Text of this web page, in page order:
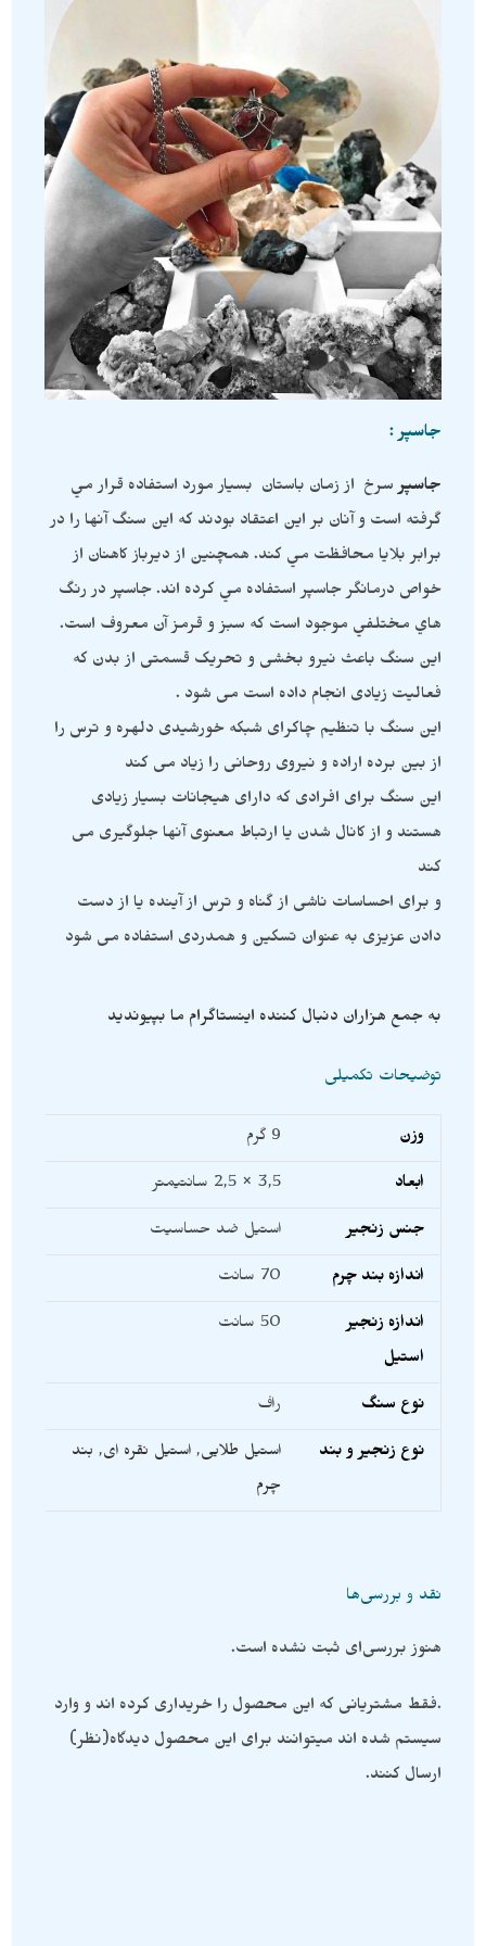
جاسپر :
جاسپر سرخ از زمان باستان بسيار مورد استفاده قرار مي
گرفته است و آنان بر اين اعتقاد بودند که اين سنگ آنها را در
برابر بلايا محافظت مي کند. همچنين از ديرباز کاهنان از
خواص درمانگر جاسپر استفاده مي کرده اند. جاسپر در رنگ
هاي مختلفي موجود است که سبز و قرمز آن معروف است.
این سنگ باعث نیرو بخشی و تحریک قسمتی از بدن که
فعالیت زیادی انجام داده است می شود .
این سنگ با تنظیم چاکرای شبکه خورشیدی دلهره و ترس را
از بین برده اراده و نیروی روحانی را زیاد می کند
این سنگ برای افرادی که دارای هیجانات بسیار زیادی
هستند و از کانال شدن یا ارتباط معنوی آنها جلوگیری می
کند
و برای احساسات ناشی از گناه و ترس از آینده یا از دست
دادن عزیزی به عنوان تسکین و همدردی استفاده می شود
به جمع هزاران دنبال کننده اینستاگرام ما بپیوندید
توضیحات تکمیلی
وزن 9 گرم
ابعاد 3,5 × 2,5 سانتیمتر
جنس زنجیر استیل ضد حساسیت
اندازه بند چرم 70 سانت
اندازه زنجیر
استیل
50 سانت
نوع سنگ راف
نوع زنجیر و بند استیل طلایی,استیل نقره ای, بند
چرم
نقد و بررسی‌ها
هنوز بررسی‌ای ثبت نشده است.
.فقط مشتریانی که این محصول را خریداری کرده اند و وارد
سیستم شده اند میتوانند برای این محصول دیدگاه(نظر)
ارسال کنند.